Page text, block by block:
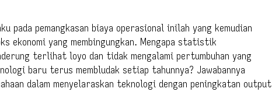
pada pemangkasan biaya operasional inilah yang kemudian
ekonomi yang membingungkan. Mengapa statistik
terlihat loyo dan tidak mengalami pertumbuhan yang
baru terus membludak setiap tahunnya? Jawabannya
dalam menyelaraskan teknologi dengan peningkatan output